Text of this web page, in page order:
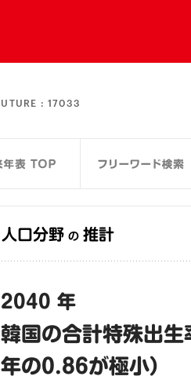
: 17033
人口分野 の 推計
2040 年
韓国の合計特殊出
年の0.86が極小）